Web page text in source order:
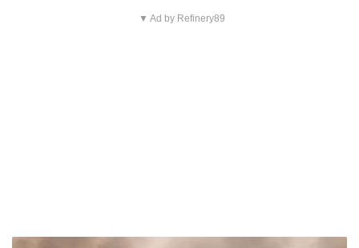
▼ Ad by Refinery89